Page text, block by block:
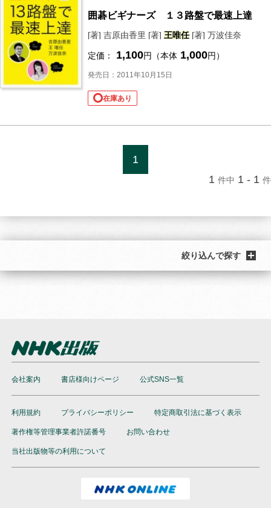
囲碁ビギナーズ １３路盤で最速上達
[著] 吉原由香里 [著] 王唯任[著] 万波佳奈
定価： 1,100円（本体 1,000円）
発売日：2011年10月15日
在庫あり
1
1 件中 1 - 1 件
絞り込んで探す
会社案内 書店様向けページ 公式SNS一覧
利用規約 プライバシーポリシー 特定商取引法に基づく表示
著作権等管理事業者許諾番号 お問い合わせ
当社出版物等の利用について